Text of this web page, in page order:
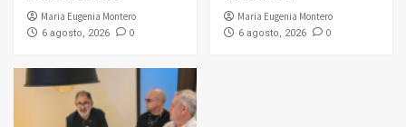
Maria Eugenia Montero
6 agosto, 2026 0
Maria Eugenia Montero
6 agosto, 2026 0